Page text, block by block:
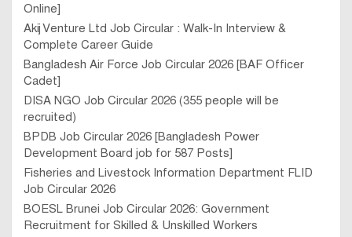
Online]
Akij Venture Ltd Job Circular : Walk-In Interview &
Complete Career Guide
Bangladesh Air Force Job Circular 2026 [BAF Officer
Cadet]
DISA NGO Job Circular 2026 (355 people will be
recruited)
BPDB Job Circular 2026 [Bangladesh Power
Development Board job for 587 Posts]
Fisheries and Livestock Information Department FLID
Job Circular 2026
BOESL Brunei Job Circular 2026: Government
Recruitment for Skilled & Unskilled Workers